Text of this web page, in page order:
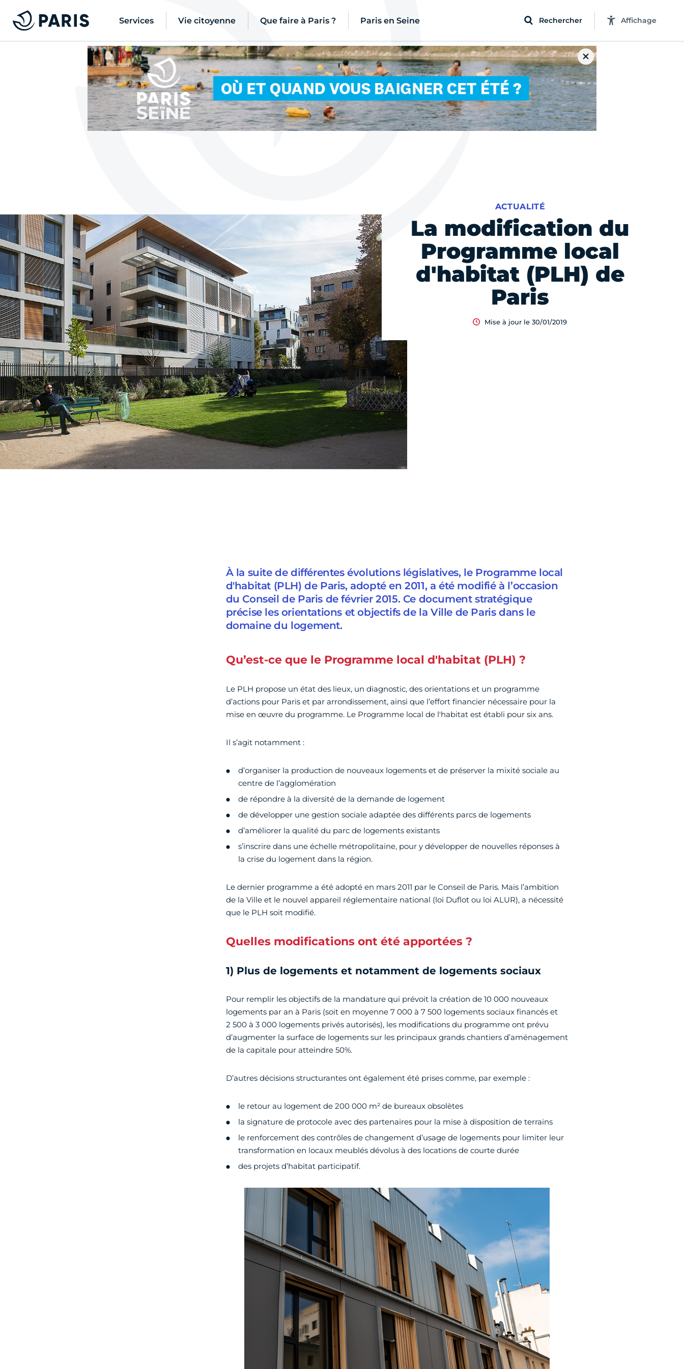
Services Vie citoyenne Que faire à Paris ? Paris en Seine Rechercher Affichage
La modification du
Programme local
d'habitat (PLH) de
Paris
ACTUALITÉ
Mise à jour le 30/01/2019
À la suite de différentes évolutions législatives, le Programme local
d'habitat (PLH) de Paris, adopté en 2011, a été modifié à l’occasion
du Conseil de Paris de février 2015. Ce document stratégique
précise les orientations et objectifs de la Ville de Paris dans le
domaine du logement.
Qu’est-ce que le Programme local d'habitat (PLH) ?
Le PLH propose un état des lieux, un diagnostic, des orientations et un programme
d’actions pour Paris et par arrondissement, ainsi que l’effort financier nécessaire pour la
mise en œuvre du programme. Le Programme local de l'habitat est établi pour six ans.
Il s’agit notamment :
d’organiser la production de nouveaux logements et de préserver la mixité sociale au
centre de l’agglomération
de répondre à la diversité de la demande de logement
de développer une gestion sociale adaptée des différents parcs de logements
d’améliorer la qualité du parc de logements existants
s’inscrire dans une échelle métropolitaine, pour y développer de nouvelles réponses à
la crise du logement dans la région.
Le dernier programme a été adopté en mars 2011 par le Conseil de Paris. Mais l’ambition
de la Ville et le nouvel appareil réglementaire national (loi Duflot ou loi ALUR), a nécessité
que le PLH soit modifié.
Quelles modifications ont été apportées ?
1) Plus de logements et notamment de logements sociaux
Pour remplir les objectifs de la mandature qui prévoit la création de 10 000 nouveaux
logements par an à Paris (soit en moyenne 7 000 à 7 500 logements sociaux financés et
2 500 à 3 000 logements privés autorisés), les modifications du programme ont prévu
d’augmenter la surface de logements sur les principaux grands chantiers d’aménagement
de la capitale pour atteindre 50%.
D’autres décisions structurantes ont également été prises comme, par exemple :
le retour au logement de 200 000 m² de bureaux obsolètes
la signature de protocole avec des partenaires pour la mise à disposition de terrains
le renforcement des contrôles de changement d’usage de logements pour limiter leur
transformation en locaux meublés dévolus à des locations de courte durée
des projets d’habitat participatif.